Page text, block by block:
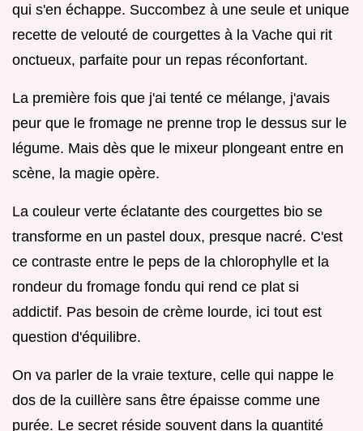
qui s'en échappe. Succombez à une seule et unique
recette de velouté de courgettes à la Vache qui rit
onctueux, parfaite pour un repas réconfortant.
La première fois que j'ai tenté ce mélange, j'avais
peur que le fromage ne prenne trop le dessus sur le
légume. Mais dès que le mixeur plongeant entre en
scène, la magie opère.
La couleur verte éclatante des courgettes bio se
transforme en un pastel doux, presque nacré. C'est
ce contraste entre le peps de la chlorophylle et la
rondeur du fromage fondu qui rend ce plat si
addictif. Pas besoin de crème lourde, ici tout est
question d'équilibre.
On va parler de la vraie texture, celle qui nappe le
dos de la cuillère sans être épaisse comme une
purée. Le secret réside souvent dans la quantité